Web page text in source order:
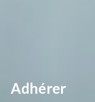
Adhérer